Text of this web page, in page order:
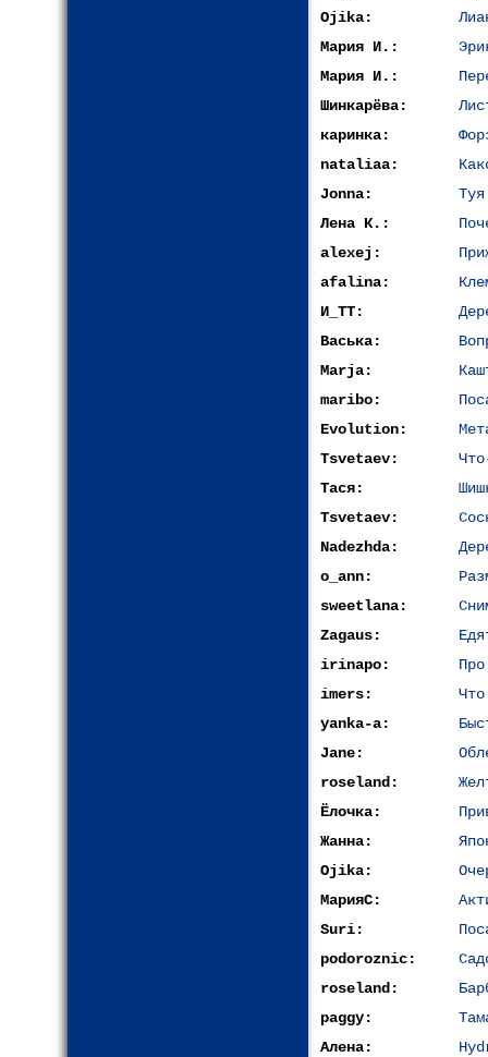
Ojika:
Мария И.:
Мария И.:
Шинкарёва:
каринка:
nataliaa:
Jonna:
Лена К.:
alexej:
afalina:
И_ТТ:
Васька:
Marja:
maribo:
Evolution:
Tsvetaev:
Тася:
Tsvetaev:
Nadezhda:
o_ann:
sweetlana:
Zagaus:
irinapo:
imers:
yanka-a:
Jane:
roseland:
Ёлочка:
Жанна:
Ojika:
МарияС:
Suri:
podoroznic:
roseland:
paggy:
Алена: